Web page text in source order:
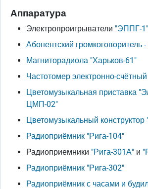
Аппаратура
Электропроигрыватели "ЭППГ-1"
Абонентский громкоговоритель
Магниторадиола "Харьков-61"
Частотомер электронно-
Цветомузыкальная приставка
ЦМП-02"
Цветомузыкальный конструктор
Радиоприёмник "Рига-104"
Радиоприемники "Рига-301А" и
Радиоприёмник "Рига-302"
Радиоприёмник с часами и